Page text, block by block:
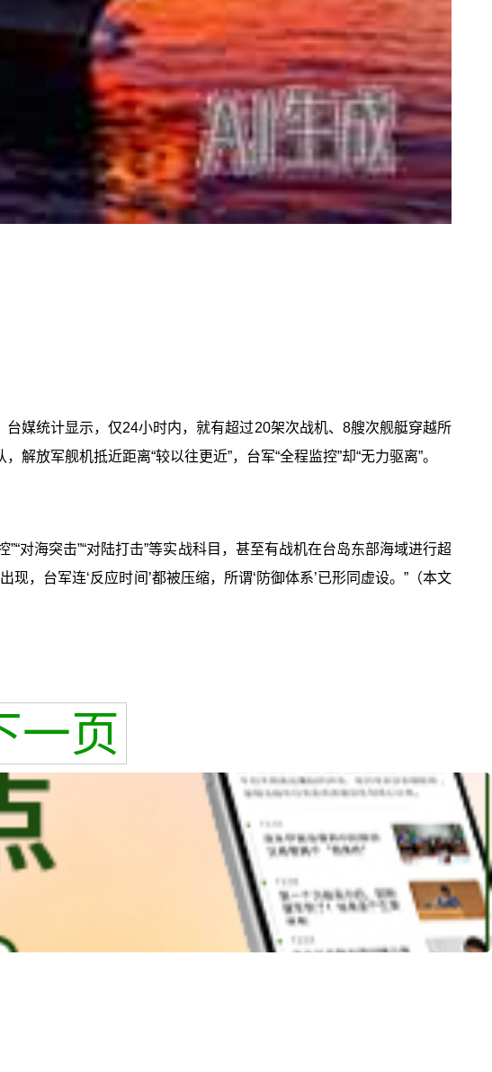
媒统计显示，仅24小时内，就有超过20架次战机、8艘次舰艇穿越所
解放军舰机抵近距离“较以往更近”，台军“全程监控”却“无力驱离”。
对海突击”“对陆打击”等实战科目，甚至有战机在台岛东部海域进行超
，台军连‘反应时间’都被压缩，所谓‘防御体系’已形同虚设。”（本文
一页